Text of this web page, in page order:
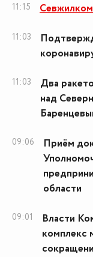
11:15
11:03
11:03
Два
над
09:06
Приём
области
09:01
Власти
комплекс